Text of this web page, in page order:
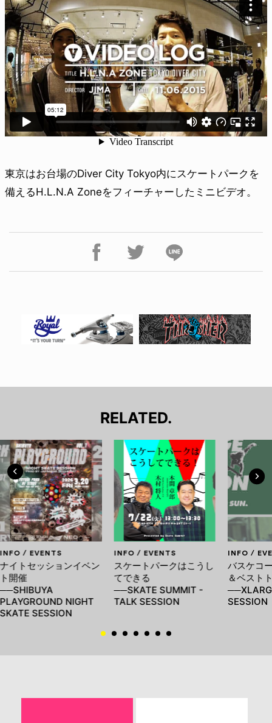
東京はお台場のDiver City Tokyo内にスケートパークを
備えるH.L.N.A Zoneをフィーチャーしたミニビデオ。
RELATED.
INFO / EVENTS
ナイトセッションイベン
ト開催
──SHIBUYA
PLAYGROUND NIGHT
SKATE SESSION
INFO / EVENTS
スケートパークはこうし
てできる
──SKATE SUMMIT -
TALK SESSION
INFO /
バスケコ
＆ベスト
SESSION